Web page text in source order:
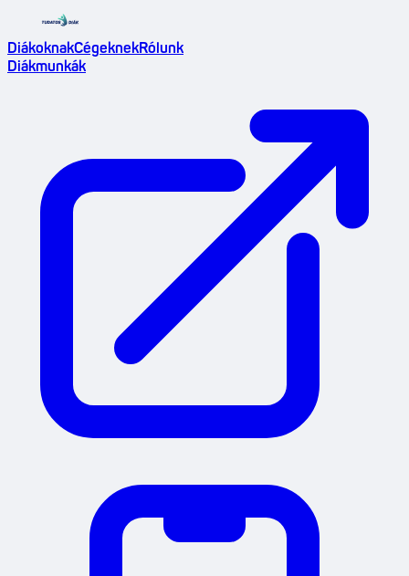
DiákoknakCégeknekRólunk
Diákmunkák